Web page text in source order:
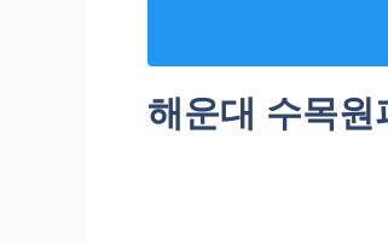
해운대 수목